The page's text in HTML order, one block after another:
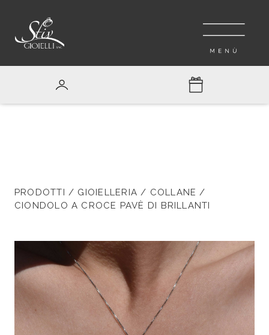
PRODOTTI / GIOIELLERIA / COLLANE /
CIONDOLO A CROCE PAVÈ DI BRILLANTI